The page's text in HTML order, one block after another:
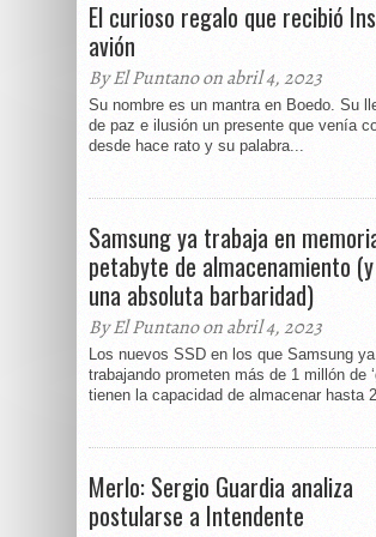
El curioso regalo que recibió
avión
By El Puntano on abril 4, 2023
Su nombre es un mantra en Boedo. Su
de paz e ilusión un presente que venía
desde hace rato y su palabra...
Samsung ya trabaja en
petabyte de almacenamiento
una absoluta barbaridad)
By El Puntano on abril 4, 2023
Los nuevos SSD en los que Samsung
trabajando prometen más de 1 millón de
tienen la capacidad de almacenar hasta
Merlo: Sergio Guardia analiza
postularse a Intendente